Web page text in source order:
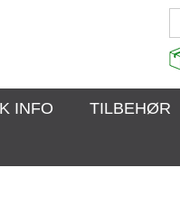
INFO TILBEHØR